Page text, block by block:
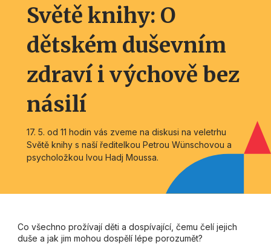
Světě knihy: O
dětském duševním
zdraví i výchově bez
násilí
17. 5. od 11 hodin vás zveme na diskusi na veletrhu
Světě knihy s naší ředitelkou Petrou Wünschovou a
psycholožkou Ivou Hadj Moussa.
Co všechno prožívají děti a dospívající, čemu čelí jejich
duše a jak jim mohou dospělí lépe porozumět?